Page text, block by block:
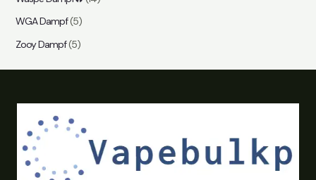
WGA Dampf(5)
Zooy Dampf(5)